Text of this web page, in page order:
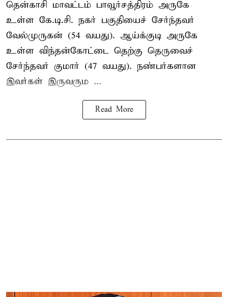
தென்காசி மாவட்டம் பாவூர்சத்திரம் அருகே
உள்ள கே.டி.சி. நகர் பகுதியைச் சேர்ந்தவர்
வேல்முருகன் (54 வயது). ஆய்க்குடி அருகே
உள்ள விந்தன்கோட்டை தெற்கு தெருவைச்
சேர்ந்தவர் குமார் (47 வயது). நண்பர்களான
இவர்கள் இருவரும ...
Read More